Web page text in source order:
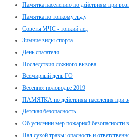
Памятка населению по действиям при
Памятка по тонкому льду
Советы МЧС - тонкий лед
Зимние виды спорта
День спасателя
Последствия ложного вызова
Всемирный день ГО
Весеннее половодье 2019
ПАМЯТКА по действиям населения при
Детская безопасность
Об усилении мер пожарной безопасности
Пал сухой травы: опасность и